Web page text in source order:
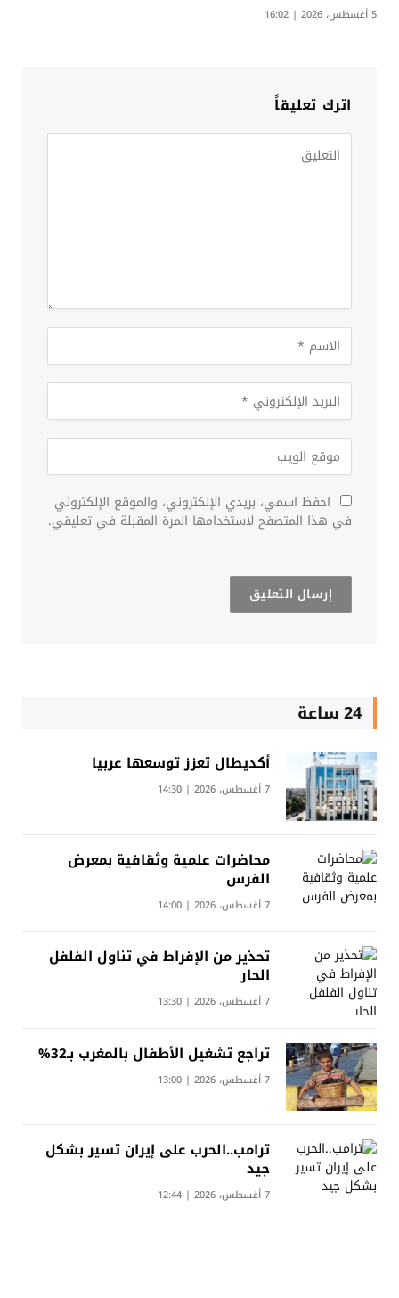
5 أغسطس، 2026 | 16:02
اترك تعليقاً
احفظ اسمي، بريدي الإلكتروني، والموقع الإلكتروني
في هذا المتصفح لاستخدامها المرة المقبلة في تعليقي.
24 ساعة
أكديطال تعزز توسعها عربيا
7 أغسطس، 2026 | 14:30
محاضرات علمية وثقافية بمعرض
الفرس
7 أغسطس، 2026 | 14:00
تحذير من الإفراط في تناول الفلفل
الحار
7 أغسطس، 2026 | 13:30
تراجع تشغيل الأطفال بالمغرب بـ32%
7 أغسطس، 2026 | 13:00
ترامب..الحرب على إيران تسير بشكل
جيد
7 أغسطس، 2026 | 12:44